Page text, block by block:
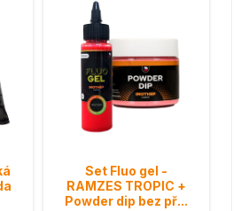
Set Fluo gel -
RAMZES TROPIC +
Powder dip bez př...